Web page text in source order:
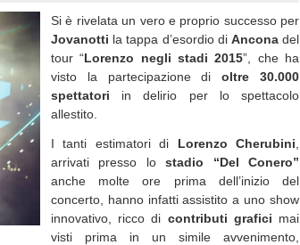
Si è rivelata un vero e proprio successo per
Jovanotti la tappa d’esordio di Anconadel
tour “Lorenzo negli stadi 2015”, che ha
visto la partecipazione dioltre 30.000
spettatori in delirio per lo spettacolo
allestito.
I tanti estimatori di Lorenzo Cherubini
arrivati presso lostadio “Del Conero”
anche molte ore prima dell’inizio del
concerto, hanno infatti assistito a uno show
innovativo, ricco di contributi grafici mai
visti prima in un simile avvenimento,